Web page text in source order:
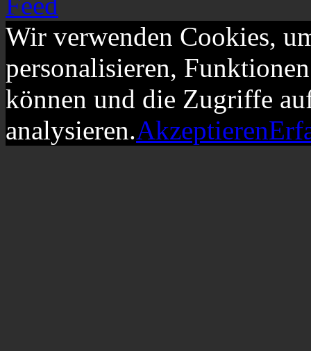
Wir verwenden Cookies,
personalisieren,
können und die Zugriffe
analysieren.Akzeptieren